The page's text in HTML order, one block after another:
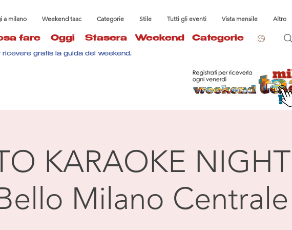
a milano Weekend taac Categorie Stile Tutti gli eventi Vista mensile Altro
fare Oggi Stasera Weekend Categorie
ricevere gratis la guida del weekend.
KARAOKE NIGHT
Milano Centrale